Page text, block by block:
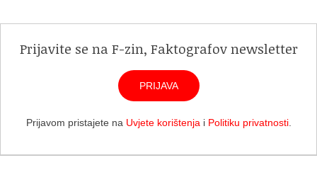
Prijavite se na F-zin, Faktografov newsletter
PRIJAVA
Prijavom pristajete na Uvjete korištenja i Politiku privatnosti.